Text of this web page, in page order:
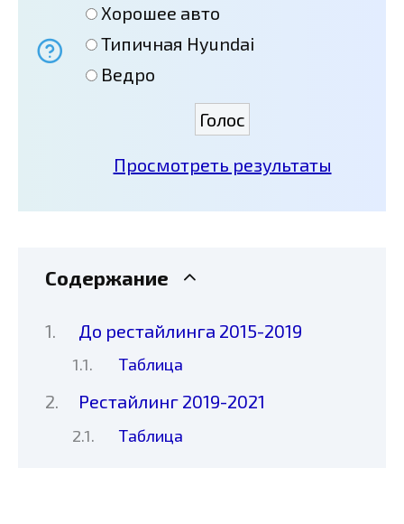
Хорошее авто
Типичная Hyundai
Ведро
Просмотреть результаты
Содержание
До рестайлинга 2015-2019
Таблица
Рестайлинг 2019-2021
Таблица